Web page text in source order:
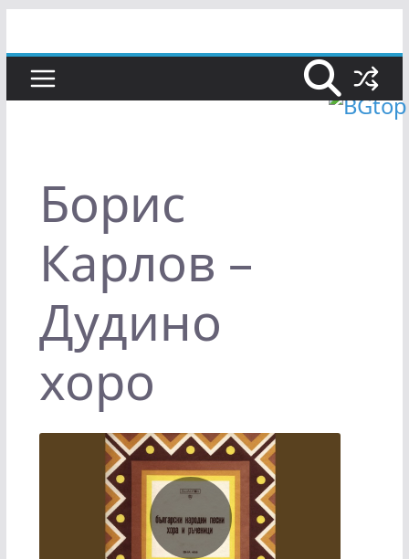
content
Борис
Карлов –
Дудино
хоро